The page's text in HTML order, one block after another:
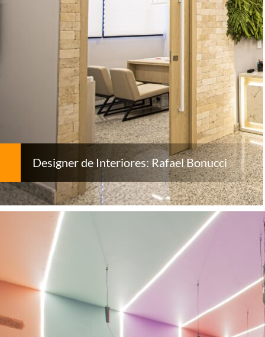
Designer de Interiores: Rafael Bonucci